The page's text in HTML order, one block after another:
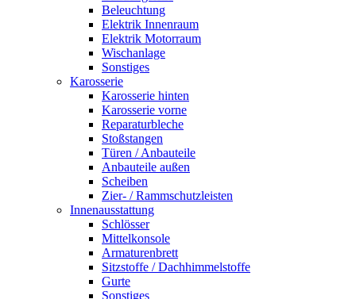
Beleuchtung
Elektrik Innenraum
Elektrik Motorraum
Wischanlage
Sonstiges
Karosserie
Karosserie hinten
Karosserie vorne
Reparaturbleche
Stoßstangen
Türen / Anbauteile
Anbauteile außen
Scheiben
Zier- / Rammschutzleisten
Innenausstattung
Schlösser
Mittelkonsole
Armaturenbrett
Sitzstoffe / Dachhimmelstoffe
Gurte
Sonstiges